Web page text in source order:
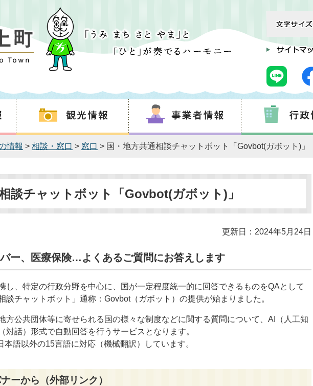
情報 > 相談・窓口 > 窓口 > 国・地方共通相談チャットボット「Govbot(ガボット)」
談チャットボット「Govbot(ガボット)」
更新日：2024年5月24日
ー、医療保険…よくあるご質問にお答えします
し、特定の行政分野を中心に、国が一定程度統一的に回答できるものをQAとして
談チャットボット」通称：Govbot（ガボット）の提供が始まりました。
方公共団体等に寄せられる国の様々な制度などに関する質問について、AI（人工知
対話）形式で自動回答を行うサービスとなります。
語以外の15言語に対応（機械翻訳）しています。
ーから（外部リンク）